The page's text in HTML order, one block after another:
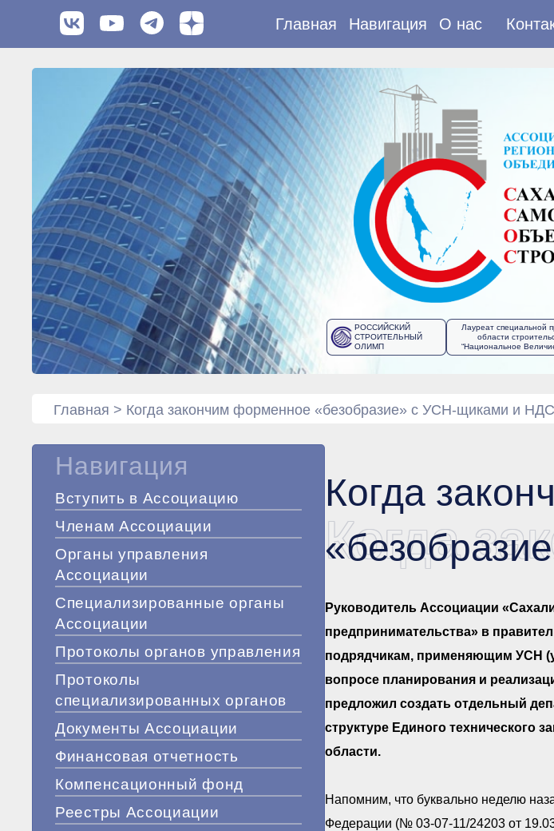
Главная Навигация О нас
РОССИЙСКИЙ
СТРОИТЕЛЬНЫЙ
ОЛИМП
Лауреат специальной
области
“Национальное
Главная > Когда закончим форменное «безобразие» с УСН-щиками и
Навигация
Вступить в Ассоциацию
Членам Ассоциации
Органы управления
Ассоциации
Специализированные органы
Ассоциации
Протоколы органов управления
Протоколы
специализированных органов
Документы Ассоциации
Финансовая отчетность
Компенсационный фонд
Реестры Ассоциации
Когда
Когда
Руководитель Ассоциации
предпринимательства» в
подрядчикам, применяющим УСН
вопросе планирования и
предложил создать отдельный
структуре Единого технического
области.
Напомним, что буквально неделю
Федерации (№ 03-07-11/24203 от